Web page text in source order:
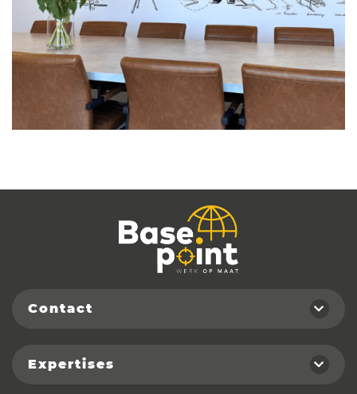
Contact
Expertises